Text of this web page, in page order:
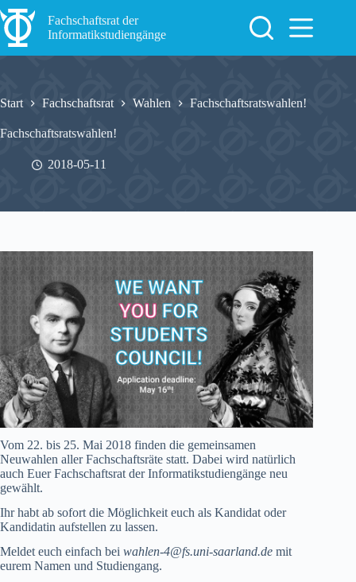
Zum
Inhalt
springen
Fachschaftsrat der
Informatikstudiengänge
Start Fachschaftsrat Wahlen Fachschaftsratswahlen!
Fachschaftsratswahlen!
2018-05-11
Vom 22. bis 25. Mai 2018 finden die gemeinsamen
Neuwahlen aller Fachschaftsräte statt. Dabei wird natürlich
auch Euer Fachschaftsrat der Informatikstudiengänge neu
gewählt.
Ihr habt ab sofort die Möglichkeit euch als Kandidat oder
Kandidatin aufstellen zu lassen.
Meldet euch einfach bei wahlen-4@fs.uni-saarland.de mit
eurem Namen und Studiengang.